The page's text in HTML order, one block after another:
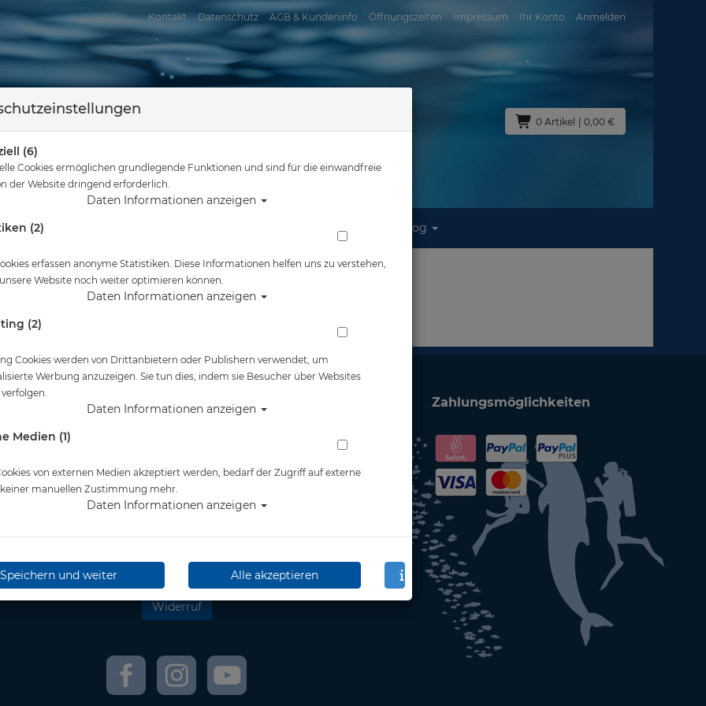
Kontakt Datenschutz AGB & Kundeninfo Öffnungszeiten Impressum Ihr Konto Anmelden
0 Artikel | 0,00 €
Reisen Blog
sind hier Startseite Sport Spare Parts - GSM / M101A / M100 G.divers
Kundeninformationen
Informationen
Newsletter
DHL
und Lieferfristen
Zahlungsmöglichkeiten
Widerruf
(6)
Cookies ermöglichen grundlegende Funktionen und sind für die einwandfreie
der Website dringend erforderlich.
Daten Informationen anzeigen
(2)
erfassen anonyme Statistiken. Diese Informationen helfen uns zu verstehen,
Website noch weiter optimieren können.
Daten Informationen anzeigen
(2)
Cookies werden von Drittanbietern oder Publishern verwendet, um
Werbung anzuzeigen. Sie tun dies, indem sie Besucher über Websites
Daten Informationen anzeigen
Medien (1)
von externen Medien akzeptiert werden, bedarf der Zugriff auf externe
manuellen Zustimmung mehr.
Daten Informationen anzeigen
Speichern und weiter Alle akzeptieren